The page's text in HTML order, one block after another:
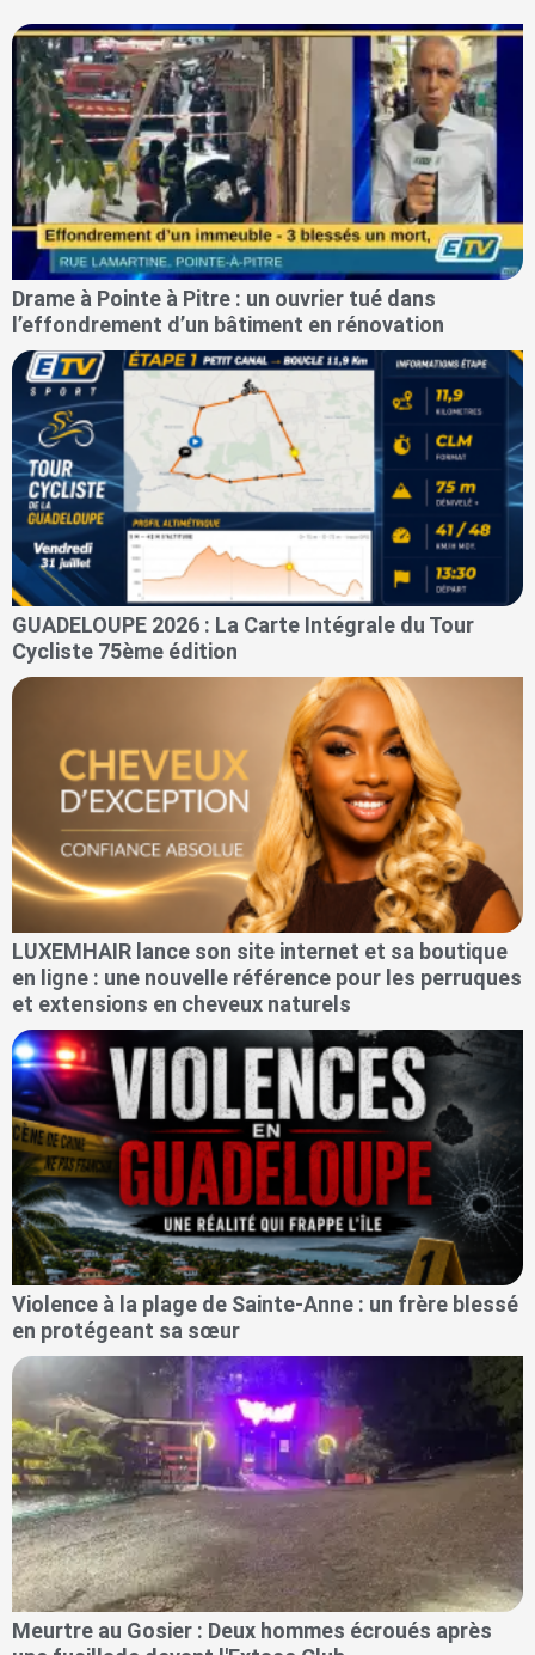
Drame à Pointe à Pitre : un ouvrier tué dans
l’effondrement d’un bâtiment en rénovation
GUADELOUPE 2026 : La Carte Intégrale du Tour
Cycliste 75ème édition
LUXEMHAIR lance son site internet et sa boutique
en ligne : une nouvelle référence pour les perruques
et extensions en cheveux naturels
Violence à la plage de Sainte-Anne : un frère blessé
en protégeant sa sœur
Meurtre au Gosier : Deux hommes écroués après